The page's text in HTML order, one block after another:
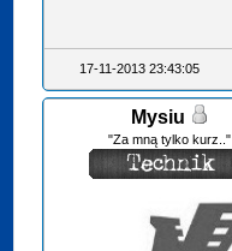
17-11-2013 23:43:05
Mysiu
"Za mną tylko kurz.."